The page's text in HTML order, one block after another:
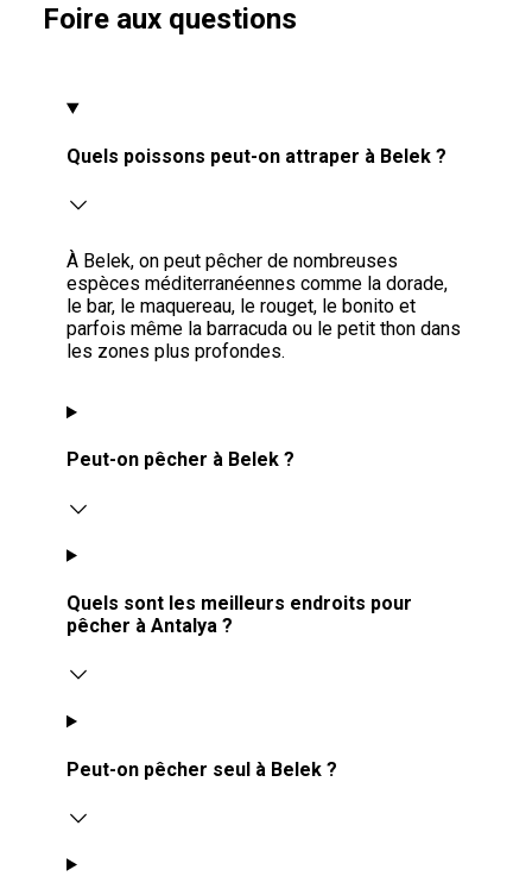
Foire aux questions
Quels poissons peut-on attraper à Belek ?
À Belek, on peut pêcher de nombreuses
espèces méditerranéennes comme la dorade,
le bar, le maquereau, le rouget, le bonito et
parfois même la barracuda ou le petit thon dans
les zones plus profondes.
Peut-on pêcher à Belek ?
Quels sont les meilleurs endroits pour
pêcher à Antalya ?
Peut-on pêcher seul à Belek ?